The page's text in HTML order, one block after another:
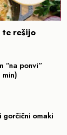
te rešijo
“na ponvi”
gorčični omaki